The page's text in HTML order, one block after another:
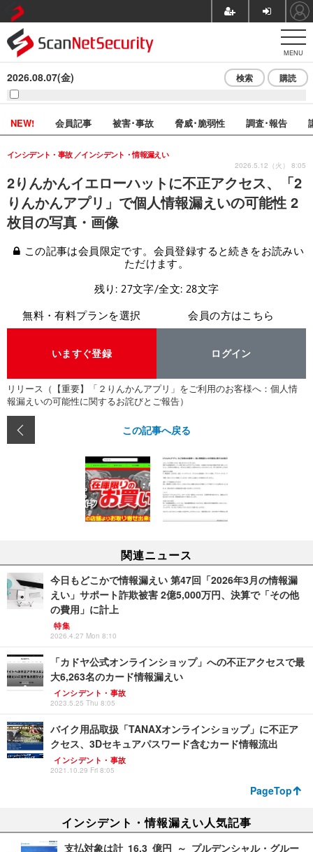
MENU
2026.08.07(金) 検索 購読
NEW! 会員記事 被害･事故 脅威･脆弱性 調査･報告
2りんかんイエローハットに不正アクセス、「2
りんかんアプリ」で個人情報漏えいの可能性 2
枚目の写真・画像
インシデント・事故 インシデント・情報漏えい
2026.5.12（火） 8:05
この記事は会員限定です。会員登録すると続きをお読みい
ただけます。
残り: 27文字/全文: 28文字
無料・有料プランを選択
いますぐ登録
会員の方はこちら
ログイン
リリース（【重要】「２りんかんアプリ」をご利用のお客様へ：個人情
報漏えいの可能性に関するお詫びとご報告）
この記事へ戻る
関連ニュース
今日もどこかで情報漏えい 第47回「2026年3月の情報漏
えい」サポート詐欺被害 2億5,000万円、決算で「その他
の費用」に計上
特集
2026.4.27 Mon 8:10
「カドヤ公式オンラインショップ」への不正アクセスで最
大6,263名のカード情報漏えい
インシデント・事故
2023.5.25 Thu 8:05
バイク用品取扱「TANAXオンラインショップ」に不正ア
クセス、3Dセキュアパスワード含むカード情報流出
インシデント・事故
2021.10.29 Fri 8:05
PageTop
インシデント・情報漏えい人気記事
支払対象は計 16.3 億円 ～ プルデンシャル・グルー